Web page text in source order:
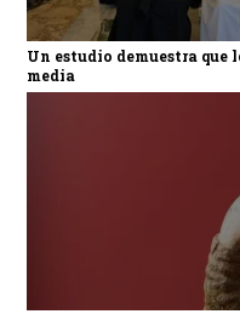
Un estudio demuestra que
media